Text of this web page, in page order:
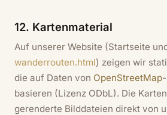
12. Kartenmaterial
Auf unserer Website (Startseite
wanderrouten.html) zeigen wir
die auf Daten von OpenStreetMap
basieren (Lizenz ODbL). Die
gerenderte Bilddateien direkt von